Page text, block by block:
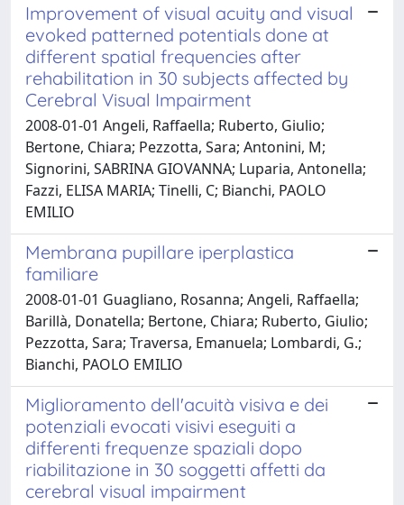
Improvement of visual acuity and visual
evoked patterned potentials done at
different spatial frequencies after
rehabilitation in 30 subjects affected by
Cerebral Visual Impairment
2008-01-01 Angeli, Raffaella; Ruberto, Giulio;
Bertone, Chiara; Pezzotta, Sara; Antonini, M;
Signorini, SABRINA GIOVANNA; Luparia, Antonella;
Fazzi, ELISA MARIA; Tinelli, C; Bianchi, PAOLO
EMILIO
Membrana pupillare iperplastica
familiare
2008-01-01 Guagliano, Rosanna; Angeli, Raffaella;
Barillà, Donatella; Bertone, Chiara; Ruberto, Giulio;
Pezzotta, Sara; Traversa, Emanuela; Lombardi, G.;
Bianchi, PAOLO EMILIO
Miglioramento dell'acuità visiva e dei
potenziali evocati visivi eseguiti a
differenti frequenze spaziali dopo
riabilitazione in 30 soggetti affetti da
cerebral visual impairment